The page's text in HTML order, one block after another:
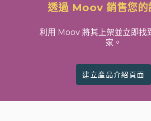
透過 Moov 銷售您的
利用 Moov 將其上架並立即找
家。
建立產品介紹頁面